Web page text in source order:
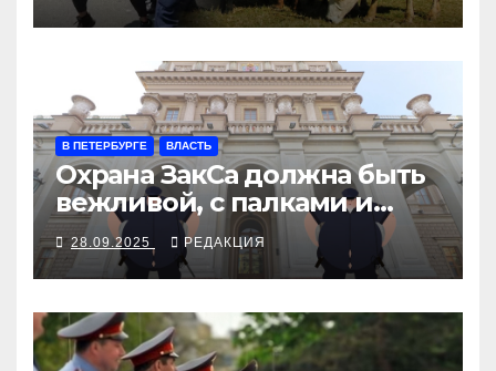
В ПЕТЕРБУРГЕ ВЛАСТЬ
Охрана ЗакСа должна быть
вежливой, с палками и
наручниками
28.09.2025 РЕДАКЦИЯ